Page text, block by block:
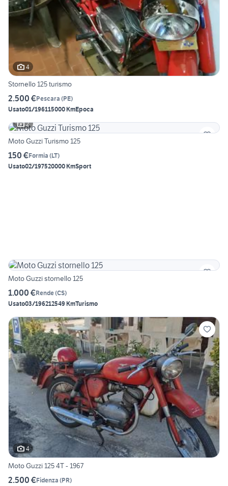
4
Stornello 125 turismo
2.500 €Pescara (PE)
Usato01/196115000 KmEpoca
2
Moto Guzzi Turismo 125
150 €Formia (LT)
Usato02/197520000 KmSport
Moto Guzzi stornello 125
1.000 €Rende(CS)
Usato03/196212549 KmTurismo
4
Moto Guzzi 125 4T - 1967
2.500 €Fidenza (PR)